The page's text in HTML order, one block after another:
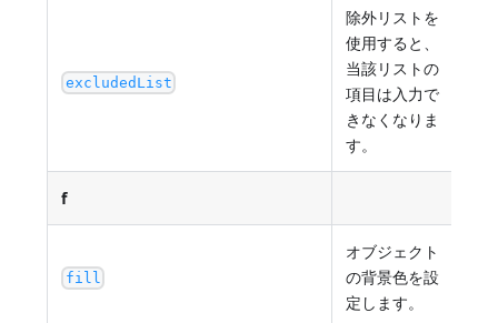
excludedList
除外リストを
使用すると、
当該リストの
項目は入力で
きなくなりま
す。
f
fill
オブジェクト
の背景色を設
定します。